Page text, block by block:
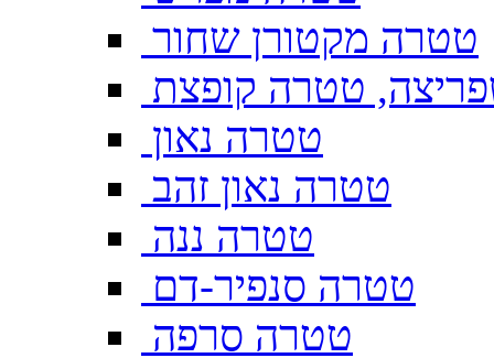
טטרה מקטורן שחור
טטרה קופצת
טטרה נאון
טטרה נאון זהב
טטרה ננה
טטרה סנפיר-דם
טטרה סרפה